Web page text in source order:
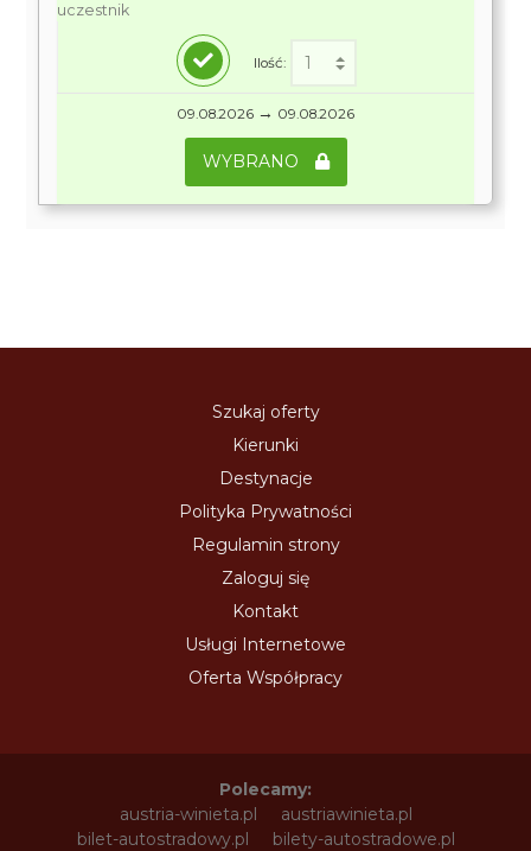
uczestnik
Ilość:
09.08.2026 → 09.08.2026
WYBRANO
Szukaj oferty
Kierunki
Destynacje
Polityka Prywatności
Regulamin strony
Zaloguj się
Kontakt
Usługi Internetowe
Oferta Współpracy
Polecamy:
austria-winieta.pl
austriawinieta.pl
bilet-autostradowy.pl
bilety-autostradowe.pl